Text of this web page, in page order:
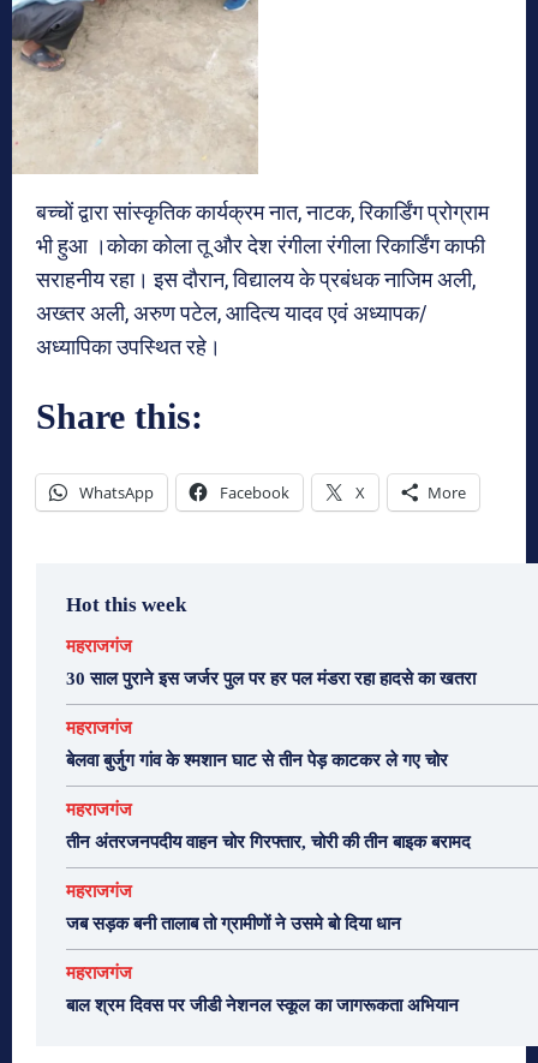
बच्चों द्वारा सांस्कृतिक कार्यक्रम नात, नाटक, रिकार्डिंग प्रोग्राम
भी हुआ ।कोका कोला तू और देश रंगीला रंगीला रिकार्डिंग काफी
सराहनीय रहा। इस दौरान, विद्यालय के प्रबंधक नाजिम अली,
अख्तर अली, अरुण पटेल, आदित्य यादव एवं अध्यापक/
अध्यापिका उपस्थित रहे।
Share this:
WhatsApp Facebook X More
Hot this week
महराजगंज
30 साल पुराने इस जर्जर पुल पर हर पल मंडरा रहा हादसे का खतरा
महराजगंज
बेलवा बुर्जुग गांव के श्मशान घाट से तीन पेड़ काटकर ले गए चोर
महराजगंज
तीन अंतरजनपदीय वाहन चोर गिरफ्तार, चोरी की तीन बाइक बरामद
महराजगंज
जब सड़क बनी तालाब तो ग्रामीणों ने उसमे बो दिया धान
महराजगंज
बाल श्रम दिवस पर जीडी नेशनल स्कूल का जागरूकता अभियान